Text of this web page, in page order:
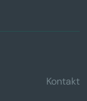
Kontakt